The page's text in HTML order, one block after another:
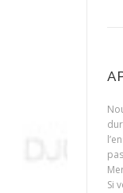
Si